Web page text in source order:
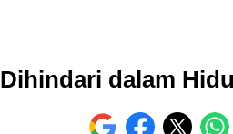
dalam